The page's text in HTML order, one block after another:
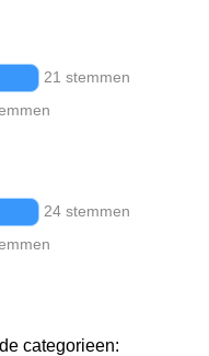
21 stemmen
24 stemmen
categorieen: